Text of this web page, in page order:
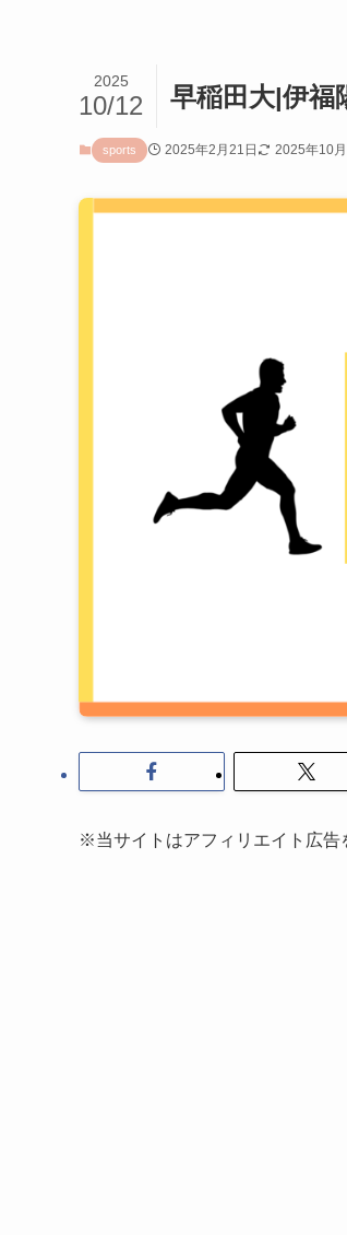
早稲田大|伊福
2025
10/12
sports 2025年2月21日 2025年10
※当サイトはアフィリエイト広告